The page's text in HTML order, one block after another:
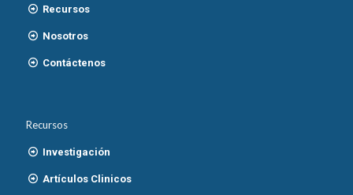
Recursos
Nosotros
Contáctenos
Recursos
Investigación
Artículos Clinicos